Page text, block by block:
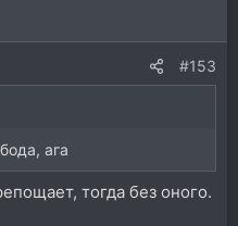
#153
ага
тогда без оного.